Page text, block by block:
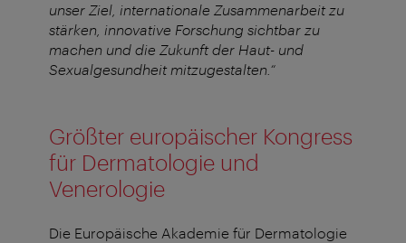
unser Ziel, internationale Zusammenarbeit zu
stärken, innovative Forschung sichtbar zu
machen und die Zukunft der Haut- und
Sexualgesundheit mitzugestalten.“
Größter europäischer Kongress
für Dermatologie und
Venerologie
Die Europäische Akademie für Dermatologie